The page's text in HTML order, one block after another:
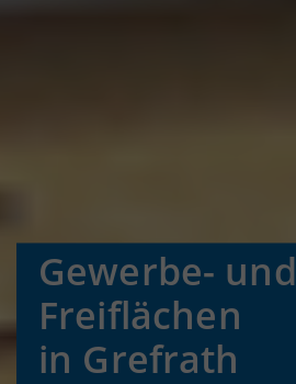
Gewerbe- und
Freiflächen
in Grefrath